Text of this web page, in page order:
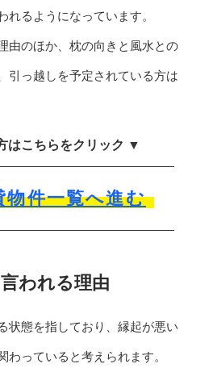
るようになっています。
由のほか、枕の向きと風水との
引っ越しを予定されている方は
はこちらをクリック ▼
物件一覧へ進む
われる理由
状態を指しており、縁起が悪い
わっていると考えられます。